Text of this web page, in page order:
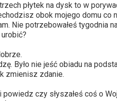
płytek na dysk to w
obok mojego domu co
Nie potrzebowałeś tygodnia
Było nie jeść obiadu na
zmienisz zdanie.
czy słyszałeś coś o